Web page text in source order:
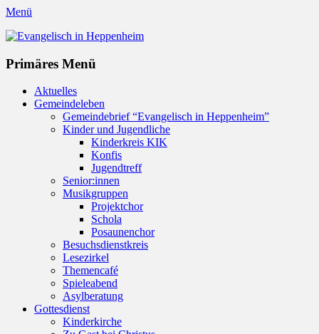
Menü
Evangelisch in Heppenheim
Primäres Menü
Zum
Inhalt
Aktuelles
Gemeindeleben
Gemeindebrief “Evangelisch in Heppenheim”
Kinder und Jugendliche
Kinderkreis KIK
Konfis
Jugendtreff
Senior:innen
Musikgruppen
Projektchor
Schola
Posaunenchor
Besuchsdienstkreis
Lesezirkel
Themencafé
Spieleabend
Asylberatung
Gottesdienst
Kinderkirche